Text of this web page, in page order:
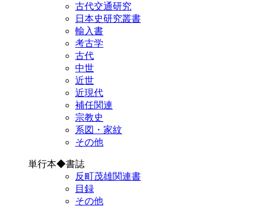
古代交通研究
日本史研究叢書
輸入書
考古学
古代
中世
近世
近現代
補任関連
宗教史
系図・家紋
その他
単行本◆書誌
反町茂雄関連書
目録
その他